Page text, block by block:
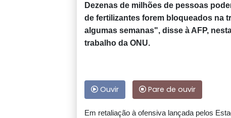
Dezenas de milhões de pessoas
de fertilizantes forem bloqueados na
algumas semanas", disse à AFP,
trabalho da ONU.
Ouvir Pare de ouvir
Em retaliação à ofensiva lançada pelos